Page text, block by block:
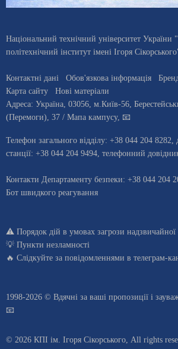
Національний технічний університет України
політехнічний інститут імені Ігоря
Контактні дані Обов'язкова інформація
Карта сайту
Нові матеріали
Адреса: Україна, 03056, м.Київ-56,
(Перемоги), 37 / Мапа кампусу, 📧
Телефон загального відділу: +38 044 204 8282,
станцiї: +38 044 204 9494, телефонний
Контакти Департаменту безпеки: +38 044 204
Бот швидкого реагування
⚠️ Порядок дій в умовах загрози надзвичайної
💡 Пункти незламності
🔥 Слідкуйте за повідомленнями в телеграм-
1998-2026 © Вдячні за ваші пропозиції і
📧
© 2026 КПІ ім. Ігоря Сікорського, All rights